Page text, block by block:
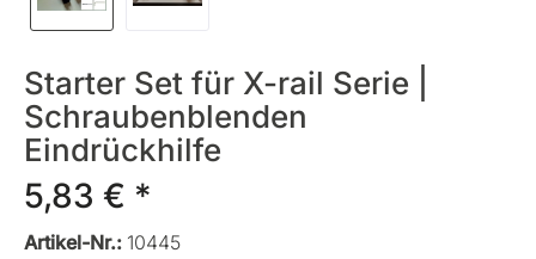
Starter Set für X-rail Serie |
Schraubenblenden
Eindrückhilfe
5,83 € *
Artikel-Nr.: 10445